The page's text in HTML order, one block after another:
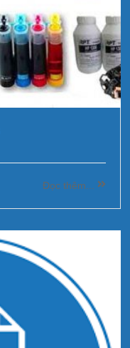
Đọc thêm...